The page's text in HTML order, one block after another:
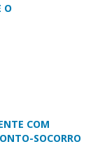
O
COM
SOCORRO